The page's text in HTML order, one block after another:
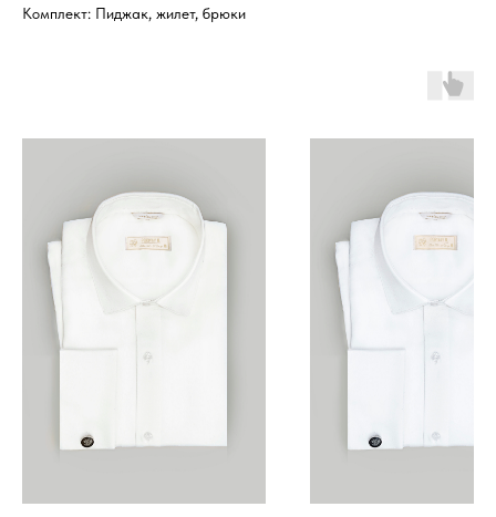
Комплект: Пиджак, жилет, брюки